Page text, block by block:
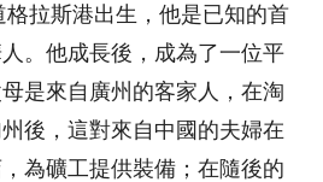
拉斯港出生，他是已知的首
。他成長後，成為了一位平
是來自廣州的客家人，在淘
後，這對來自中國的夫婦在
為礦工提供裝備；在隨後的